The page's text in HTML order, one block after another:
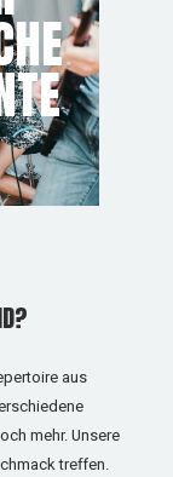
aus
mehr. Unsere
treffen.